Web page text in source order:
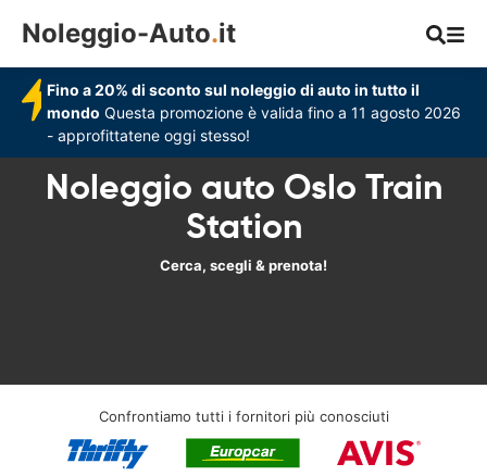
Noleggio-Auto.it
Fino a 20% di sconto sul noleggio di auto in tutto il
mondo Questa promozione è valida fino a 11 agosto 2026
- approfittatene oggi stesso!
Noleggio auto Oslo Train
Station
Cerca, scegli & prenota!
Confrontiamo tutti i fornitori più conosciuti